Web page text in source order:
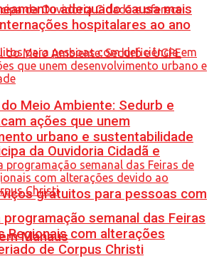
da Ouvidoria Cidadã e
gratuitos para pessoas com
Manaus
adequado causa mais
hospitalares ao ano
Meio Ambiente: Sedurb e
ações que unem
urbano e sustentabilidade
programação semanal das Feiras
Regionais com alterações
de Corpus Christi